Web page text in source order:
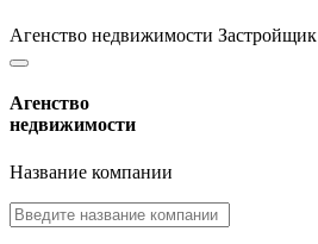
Агенство недвижимости Застройщик
Агенство
недвижимости
Название компании